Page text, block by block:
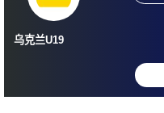
乌克兰U19